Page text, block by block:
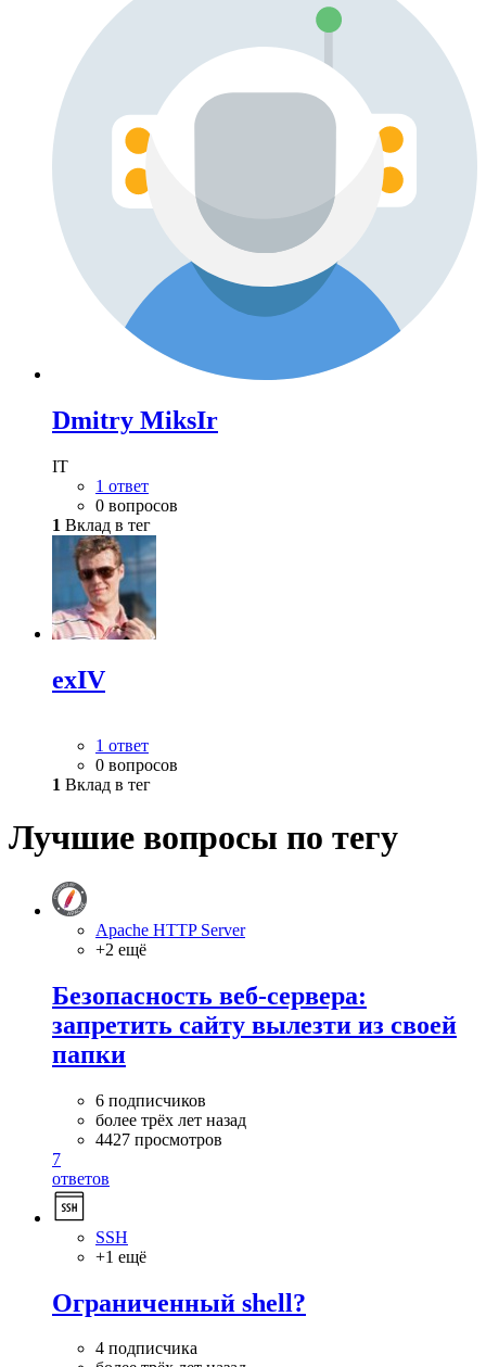
Dmitry MiksIr
IT
1 ответ
0 вопросов
1 Вклад в тег
exIV
1 ответ
0 вопросов
1 Вклад в тег
Лучшие вопросы по тегу
Apache HTTP Server
+2 ещё
Безопасность веб-сервера:
запретить сайту вылезти из своей
папки
6 подписчиков
более трёх лет назад
4427 просмотров
7
ответов
SSH
+1 ещё
Ограниченный shell?
4 подписчика